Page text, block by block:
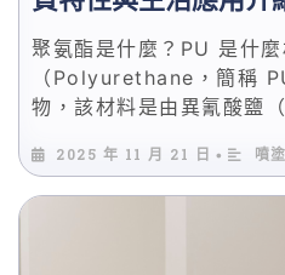
聚氨酯是什麼？PU 是什
（Polyurethane，簡稱
物，該材料是由異氰酸鹽
能呈現出不同的形態，例
料等。
2025 年 11 月 21 日 • 噴